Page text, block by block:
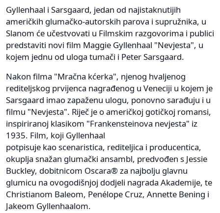
Gyllenhaal i Sarsgaard, jedan od najistaknutijih
američkih glumačko-autorskih parova i supružnika, u
Slanom će učestvovati u Filmskim razgovorima i publici
predstaviti novi film Maggie Gyllenhaal "Nevjesta", u
kojem jednu od uloga tumači i Peter Sarsgaard.
Nakon filma "Mračna kćerka", njenog hvaljenog
rediteljskog prvijenca nagrađenog u Veneciji u kojem je
Sarsgaard imao zapaženu ulogu, ponovno sarađuju i u
filmu "Nevjesta". Riječ je o američkoj gotičkoj romansi,
inspiriranoj klasikom "Frankensteinova nevjesta" iz
1935. Film, koji Gyllenhaal
potpisuje kao scenaristica, rediteljica i producentica,
okuplja snažan glumački ansambl, predvođen s Jessie
Buckley, dobitnicom Oscara® za najbolju glavnu
glumicu na ovogodišnjoj dodjeli nagrada Akademije, te
Christianom Baleom, Penélope Cruz, Annette Bening i
Jakeom Gyllenhaalom.